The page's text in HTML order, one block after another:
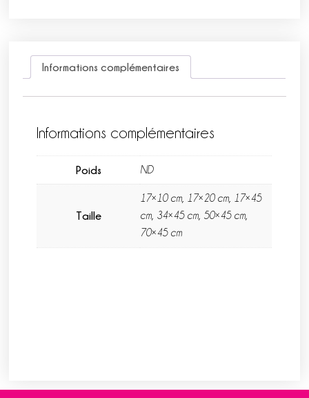
Informations complémentaires
Informations complémentaires
Poids ND
Taille
17×10 cm, 17×20 cm, 17×45
cm, 34×45 cm, 50×45 cm,
70×45 cm